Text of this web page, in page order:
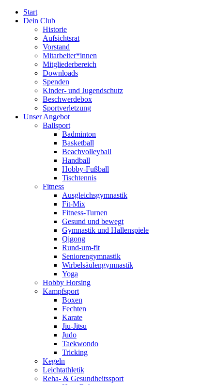
Start
Dein Club
Historie
Aufsichtsrat
Vorstand
Mitarbeiter*innen
Mitgliederbereich
Downloads
Spenden
Kinder- und Jugendschutz
Beschwerdebox
Sportverletzung
Unser Angebot
Ballsport
Badminton
Basketball
Beachvolleyball
Handball
Hobby-Fußball
Tischtennis
Fitness
Ausgleichsgymnastik
Fit-Mix
Fitness-Turnen
Gesund und bewegt
Gymnastik und Hallenspiele
Qigong
Rund-um-fit
Seniorengymnastik
Wirbelsäulengymnastik
Yoga
Hobby Horsing
Kampfsport
Boxen
Fechten
Karate
Jiu-Jitsu
Judo
Taekwondo
Tricking
Kegeln
Leichtathletik
Reha- & Gesundheitssport